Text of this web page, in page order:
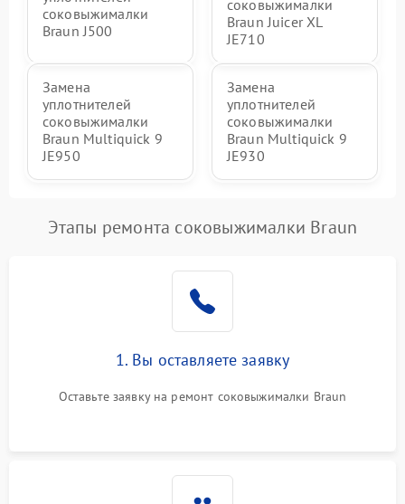
соковыжималки
Braun J500
соковыжималки
Braun Juicer XL
JE710
Замена
уплотнителей
соковыжималки
Braun Multiquick 9
JE950
Замена
уплотнителей
соковыжималки
Braun Multiquick 9
JE930
Этапы ремонта соковыжималки Braun
1. Вы оставляете заявку
Оставьте заявку на ремонт соковыжималки Braun